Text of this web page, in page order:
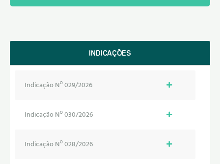
INDICAÇÕES
Indicação Nº 029/2026
Indicação Nº 030/2026
Indicação Nº 028/2026